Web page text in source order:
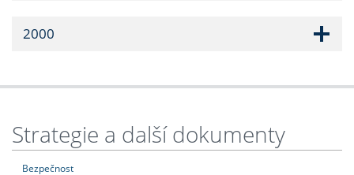
2000
Strategie a další dokumenty
Bezpečnost